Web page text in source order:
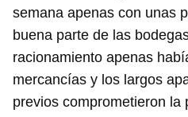
semana apenas con unas
buena parte de las
racionamiento apenas
mercancías y los largos
previos comprometieron la